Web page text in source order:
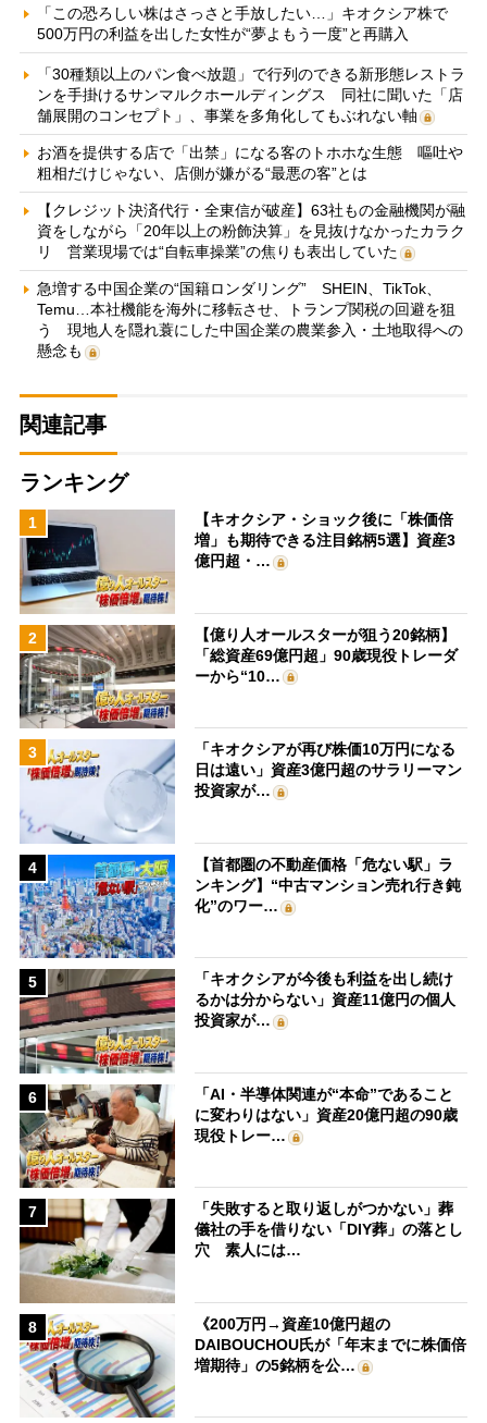
「この恐ろしい株はさっさと手放したい…」キオクシア株で
500万円の利益を出した女性が“夢よもう一度”と再購入
「30種類以上のパン食べ放題」で行列のできる新形態レストラ
ンを手掛けるサンマルクホールディングス 同社に聞いた「店
舗展開のコンセプト」、事業を多角化してもぶれない軸
お酒を提供する店で「出禁」になる客のトホホな生態 嘔吐や
粗相だけじゃない、店側が嫌がる“最悪の客”とは
【クレジット決済代行・全東信が破産】63社もの金融機関が融
資をしながら「20年以上の粉飾決算」を見抜けなかったカラク
リ 営業現場では“自転車操業”の焦りも表出していた
急増する中国企業の“国籍ロンダリング” SHEIN、TikTok、
Temu…本社機能を海外に移転させ、トランプ関税の回避を狙
う 現地人を隠れ蓑にした中国企業の農業参入・土地取得への
懸念も
関連記事
ランキング
1
【キオクシア・ショック後に「株価倍
増」も期待できる注目銘柄5選】資産3
億円超・…
2
【億り人オールスターが狙う20銘柄】
「総資産69億円超」90歳現役トレーダ
ーから“10…
3
「キオクシアが再び株価10万円になる
日は遠い」資産3億円超のサラリーマン
投資家が…
4
【首都圏の不動産価格「危ない駅」ラ
ンキング】“中古マンション売れ行き鈍
化”のワー…
5
「キオクシアが今後も利益を出し続け
るかは分からない」資産11億円の個人
投資家が…
6
「AI・半導体関連が“本命”であること
に変わりはない」資産20億円超の90歳
現役トレー…
7
「失敗すると取り返しがつかない」葬
儀社の手を借りない「DIY葬」の落とし
穴 素人には…
8
《200万円→資産10億円超の
DAIBOUCHOU氏が「年末までに株価倍
増期待」の5銘柄を公…